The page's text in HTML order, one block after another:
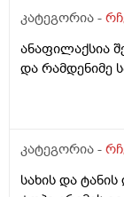
კატეგორია -
ანაფილაქსია
და რამდენიმე
კატეგორია -
სახის და